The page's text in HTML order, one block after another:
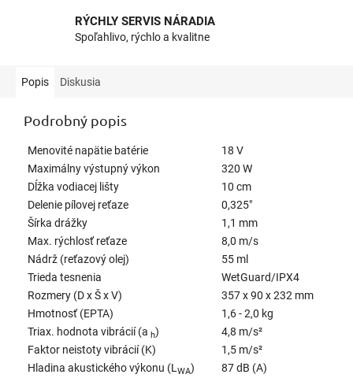
RÝCHLY SERVIS NÁRADIA
Spoľahlivo, rýchlo a kvalitne
Popis Diskusia
Podrobný popis
Menovité napätie batérie
18 V
Maximálny výstupný výkon
320 W
Dĺžka vodiacej lišty
10 cm
Delenie pílovej reťaze
0,325"
Šírka drážky
1,1 mm
Max. rýchlosť reťaze
8,0 m/s
Nádrž (reťazový olej)
55 ml
Trieda tesnenia
WetGuard/IPX4
Rozmery (D x Š x V)
357 x 90 x 232 mm
Hmotnosť (EPTA)
1,6 - 2,0 kg
Triax. hodnota vibrácií (a h)
4,8 m/s²
Faktor neistoty vibrácií (K)
1,5 m/s²
Hladina akustického výkonu (L WA)
87 dB (A)